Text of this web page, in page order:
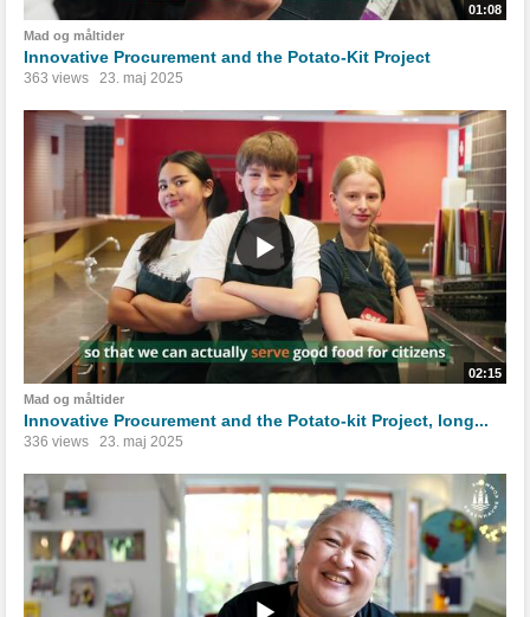
01:08
Mad og måltider
Innovative Procurement and the Potato-Kit Project
363 views 23. maj 2025
02:15
Mad og måltider
Innovative Procurement and the Potato-kit Project, long...
336 views 23. maj 2025